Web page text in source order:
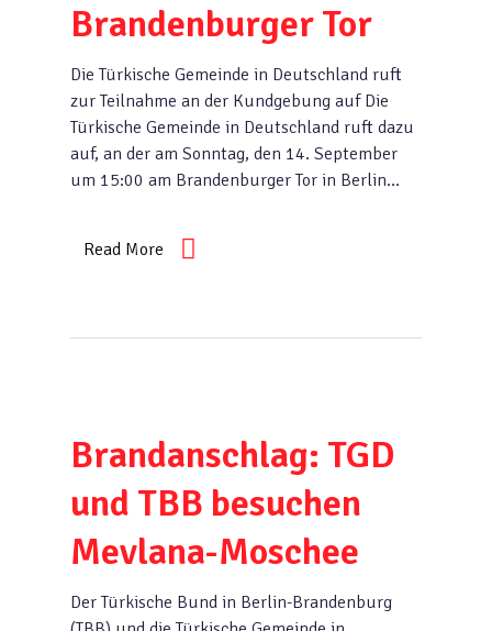
Brandenburger Tor
Die Türkische Gemeinde in Deutschland ruft
zur Teilnahme an der Kundgebung auf Die
Türkische Gemeinde in Deutschland ruft dazu
auf, an der am Sonntag, den 14. September
um 15:00 am Brandenburger Tor in Berlin…
Read More
Brandanschlag: TGD
und TBB besuchen
Mevlana-Moschee
Der Türkische Bund in Berlin-Brandenburg